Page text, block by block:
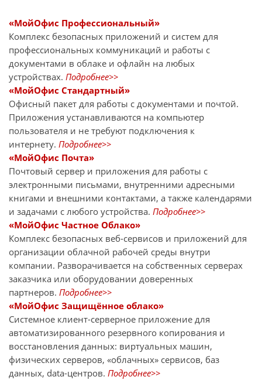
«МойОфис Профессиональный»
Комплекс безопасных приложений и систем для
профессиональных коммуникаций и работы с
документами в облаке и офлайн на любых
устройствах. Подробнее>>
«МойОфис Стандартный»
Офисный пакет для работы с документами и почтой.
Приложения устанавливаются на компьютер
пользователя и не требуют подключения к
интернету. Подробнее>>
«МойОфис Почта»
Почтовый сервер и приложения для работы с
электронными письмами, внутренними адресными
книгами и внешними контактами, а также календарями
и задачами с любого устройства. Подробнее>>
«МойОфис Частное Облако»
Комплекс безопасных веб-сервисов и приложений для
организации облачной рабочей среды внутри
компании. Разворачивается на собственных серверах
заказчика или оборудовании доверенных
партнеров. Подробнее>>
«МойОфис Защищённое облако»
Системное клиент-серверное приложение для
автоматизированного резервного копирования и
восстановления данных: виртуальных машин,
физических серверов, «облачных» сервисов, баз
данных, data-центров. Подробнее>>